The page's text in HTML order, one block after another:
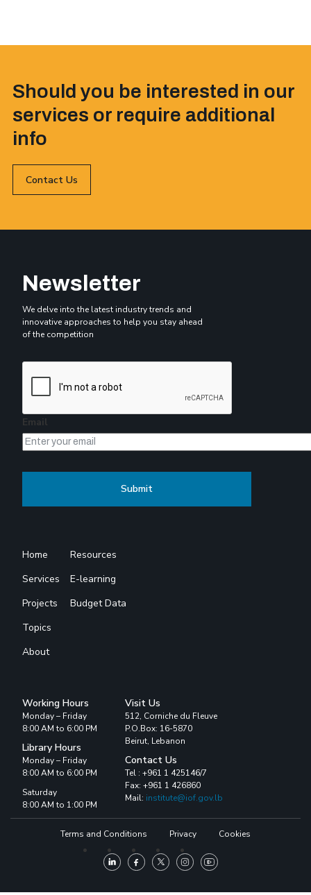
Should you be interested in our
services or require additional
info
Contact Us
Newsletter
We delve into the latest industry trends and
innovative approaches to help you stay ahead
of the competition
Email
Home
Services
Projects
Topics
About
Resources
E-learning
Budget Data
Working Hours
Monday – Friday
8:00 AM to 6:00 PM
Library Hours
Monday – Friday
8:00 AM to 6:00 PM
Saturday
8:00 AM to 1:00 PM
Visit Us
512, Corniche du Fleuve
P.O.Box: 16-5870
Beirut, Lebanon
Contact Us
Tel : +961 1 425146/7
Fax: +961 1 426860
Mail: institute@iof.gov.lb
Terms and Conditions Privacy Cookies